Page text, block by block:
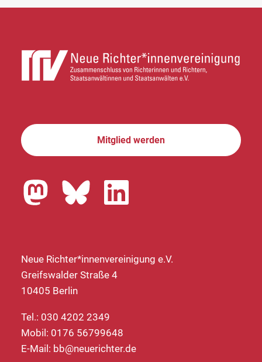
Mitglied werden
Neue Richter*innenvereinigung e.V.
Greifswalder Straße 4
10405 Berlin
Tel.: 030 4202 2349
Mobil: 0176 56799648
E-Mail: bb@neuerichter.de